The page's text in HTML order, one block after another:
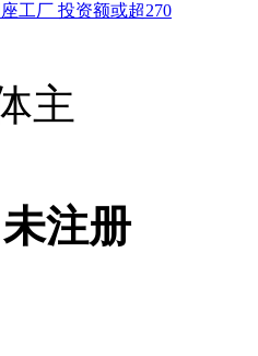
工厂 投资额或超270
主
未注册